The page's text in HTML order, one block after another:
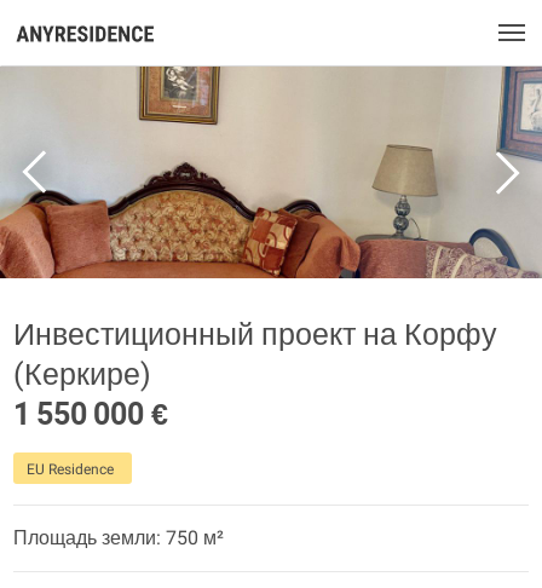
Инвестиционный проект на Корфу
(Керкире)
1 550 000 €
EU Residence
Площадь земли: 750 м²